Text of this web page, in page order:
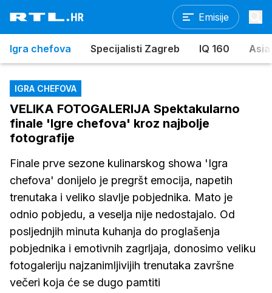
Emisije
Igra chefova Specijalisti Zagreb IQ 160
IGRA CHEFOVA
VELIKA FOTOGALERIJA Spektakularno
finale 'Igre chefova' kroz najbolje
fotografije
Finale prve sezone kulinarskog showa 'Igra
chefova' donijelo je pregršt emocija, napetih
trenutaka i veliko slavlje pobjednika. Mato je
odnio pobjedu, a veselja nije nedostajalo. Od
posljednjih minuta kuhanja do proglašenja
pobjednika i emotivnih zagrljaja, donosimo veliku
fotogaleriju najzanimljivijih trenutaka završne
večeri koja će se dugo pamtiti